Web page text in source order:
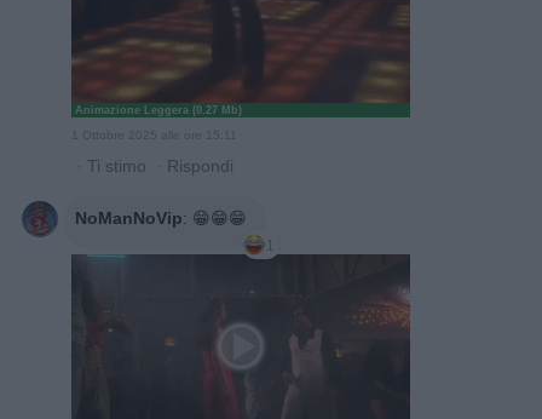
Animazione Leggera (0.27 Mb)
· Ti stimo · Rispondi
NoManNoVip: 😁😁😁
1